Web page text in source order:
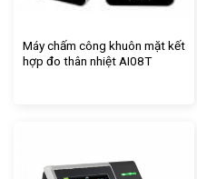
Máy chấm công khuôn mặt kết
hợp đo thân nhiệt AI08T